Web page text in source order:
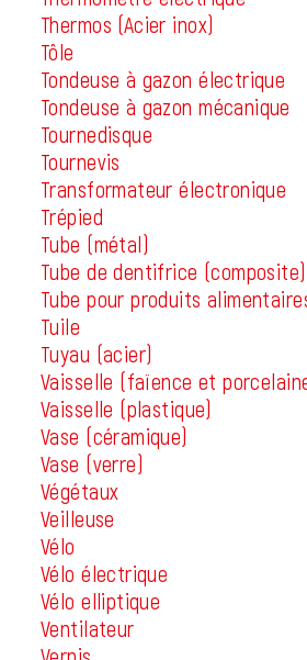
Thermos (Acier inox)
Tôle
Tondeuse à gazon électrique
Tondeuse à gazon mécanique
Tournedisque
Tournevis
Transformateur électronique
Trépied
Tube (métal)
Tube de dentifrice (composite)
Tube pour produits
Tuile
Tuyau (acier)
Vaisselle (faïence et
Vaisselle (plastique)
Vase (céramique)
Vase (verre)
Végétaux
Veilleuse
Vélo
Vélo électrique
Vélo elliptique
Ventilateur